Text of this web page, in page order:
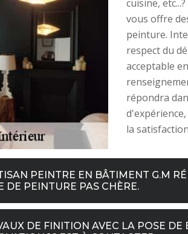
cuisine,
vous offre
peinture.
respect du
acceptable
répondra
la
PEINTRE EN BÂTIMENT G.M
DE PEINTURE PAS CHÈRE.
DE FINITION AVEC LA POSE DE